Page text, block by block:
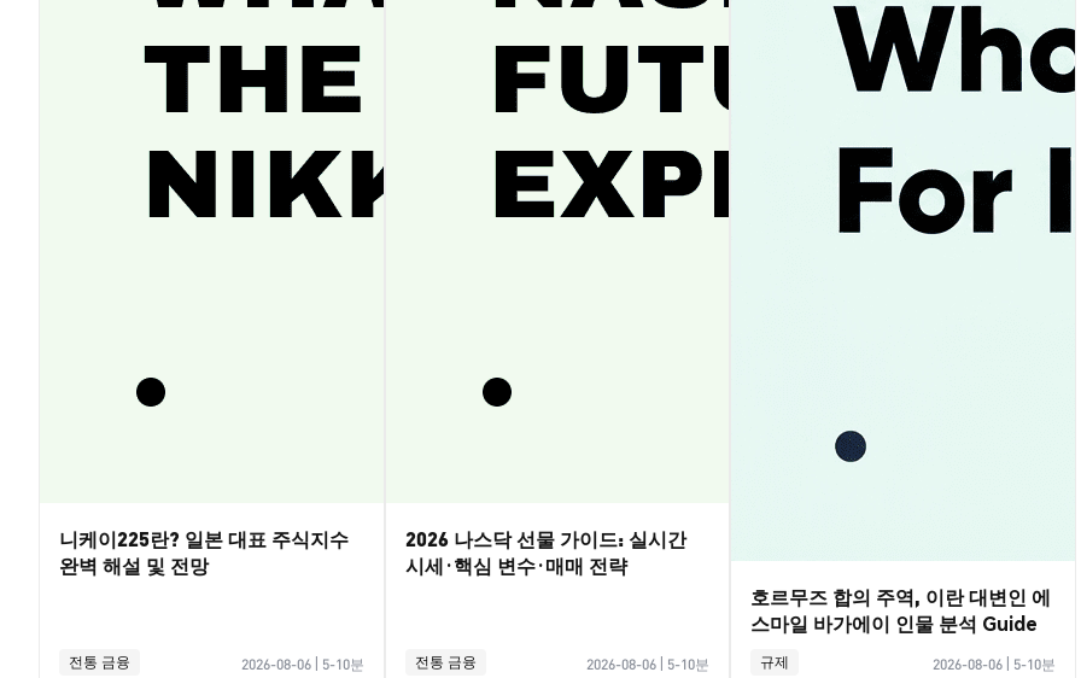
니케이225란? 일본 대표 주식지수
완벽 해설 및 전망
전통 금융 2026-08-06 5-10분
2026 나스닥 선물 가이드: 실시간
시세·핵심 변수·매매 전략
전통 금융 2026-08-06 5-10분
호르무즈 합의 주역, 이란 대변인 에
스마일 바가에이 인물 분석 Guide
규제 2026-08-06 5-10분